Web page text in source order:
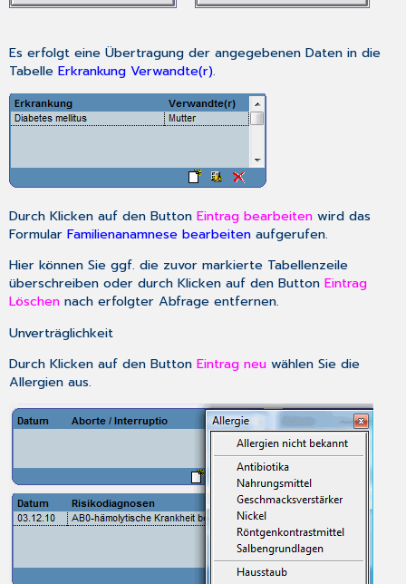
Es erfolgt eine Übertragung der angegebenen Daten in die
TabelleErkrankung Verwandte(r).
Durch Klicken auf den ButtonEintrag bearbeiten wird das
FormularFamilienanamnese bearbeiten aufgerufen.
Hier können Sie ggf. die zuvor markierte Tabellenzeile
überschreiben oder durch Klicken auf den ButtonEintrag
Löschen nach erfolgter Abfrage entfernen.
Unverträglichkeit
Durch Klicken auf den ButtonEintrag neu wählen Sie die
Allergien aus.